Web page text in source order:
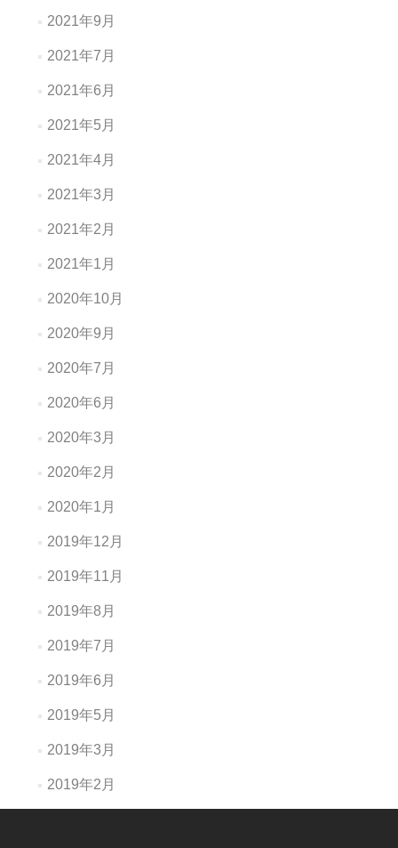
2021年9月
2021年7月
2021年6月
2021年5月
2021年4月
2021年3月
2021年2月
2021年1月
2020年10月
2020年9月
2020年7月
2020年6月
2020年3月
2020年2月
2020年1月
2019年12月
2019年11月
2019年8月
2019年7月
2019年6月
2019年5月
2019年3月
2019年2月